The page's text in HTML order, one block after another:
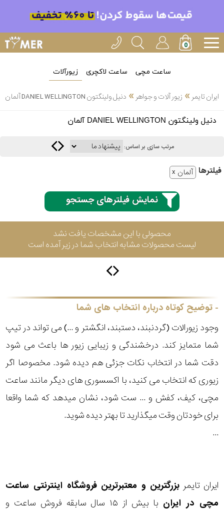
ساعت مچی ساعت لاکچری زیورآلات
ایران تایمر » زیور آلات و جواهر » دنیل ولینگتون DANIEL WELLINGTON آلمان
دنیل ولینگتون DANIEL WELLINGTON آلمان
مرتب سازی بر اساس:
فیلتر‌ها آلمان
نمایش فیلترهای جستجو
محصولی با این مشخصات یافت نشد
لیست محصولات مشابه انتخاب شما در زیر آمده است
توضیح کوتاه درباره انتخاب های شما
وجود زیورالات (گردنبند، دستبند، انگشتر و ...) می تواند در تیپ
شما متمایز کند. درخشندگی و زیبایی زیور ها باعث می شود
دقت شما در انتخاب نکات جزئی هم دیده شود. مخصوصا اگر
زیوری که انتخاب می کنید، با اکسسوری های دیگر مانند ساعت
مچی، کیف، کفش و ... ست شود، نشان میدهد که شما واقعا
برای خودتان وقت میگذارید تا بهتر دیده شوید.
...
ایران تایمر بزرگترین و معتبرترین فروشگاه اینترنتی ساعت
مچی در ایران
با بیش از ۱۵ سال سابقه فروش ساعت و
انتخاب
بین 3
3
اُمگا
برازوی
هویت
جویسا
بیشتر...
جنسیت
زیور
جنس